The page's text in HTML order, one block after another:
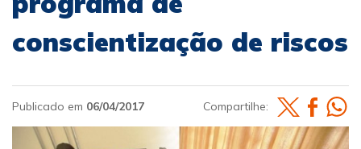
conscientização de riscos
Publicado em 06/04/2017 Compartilhe: